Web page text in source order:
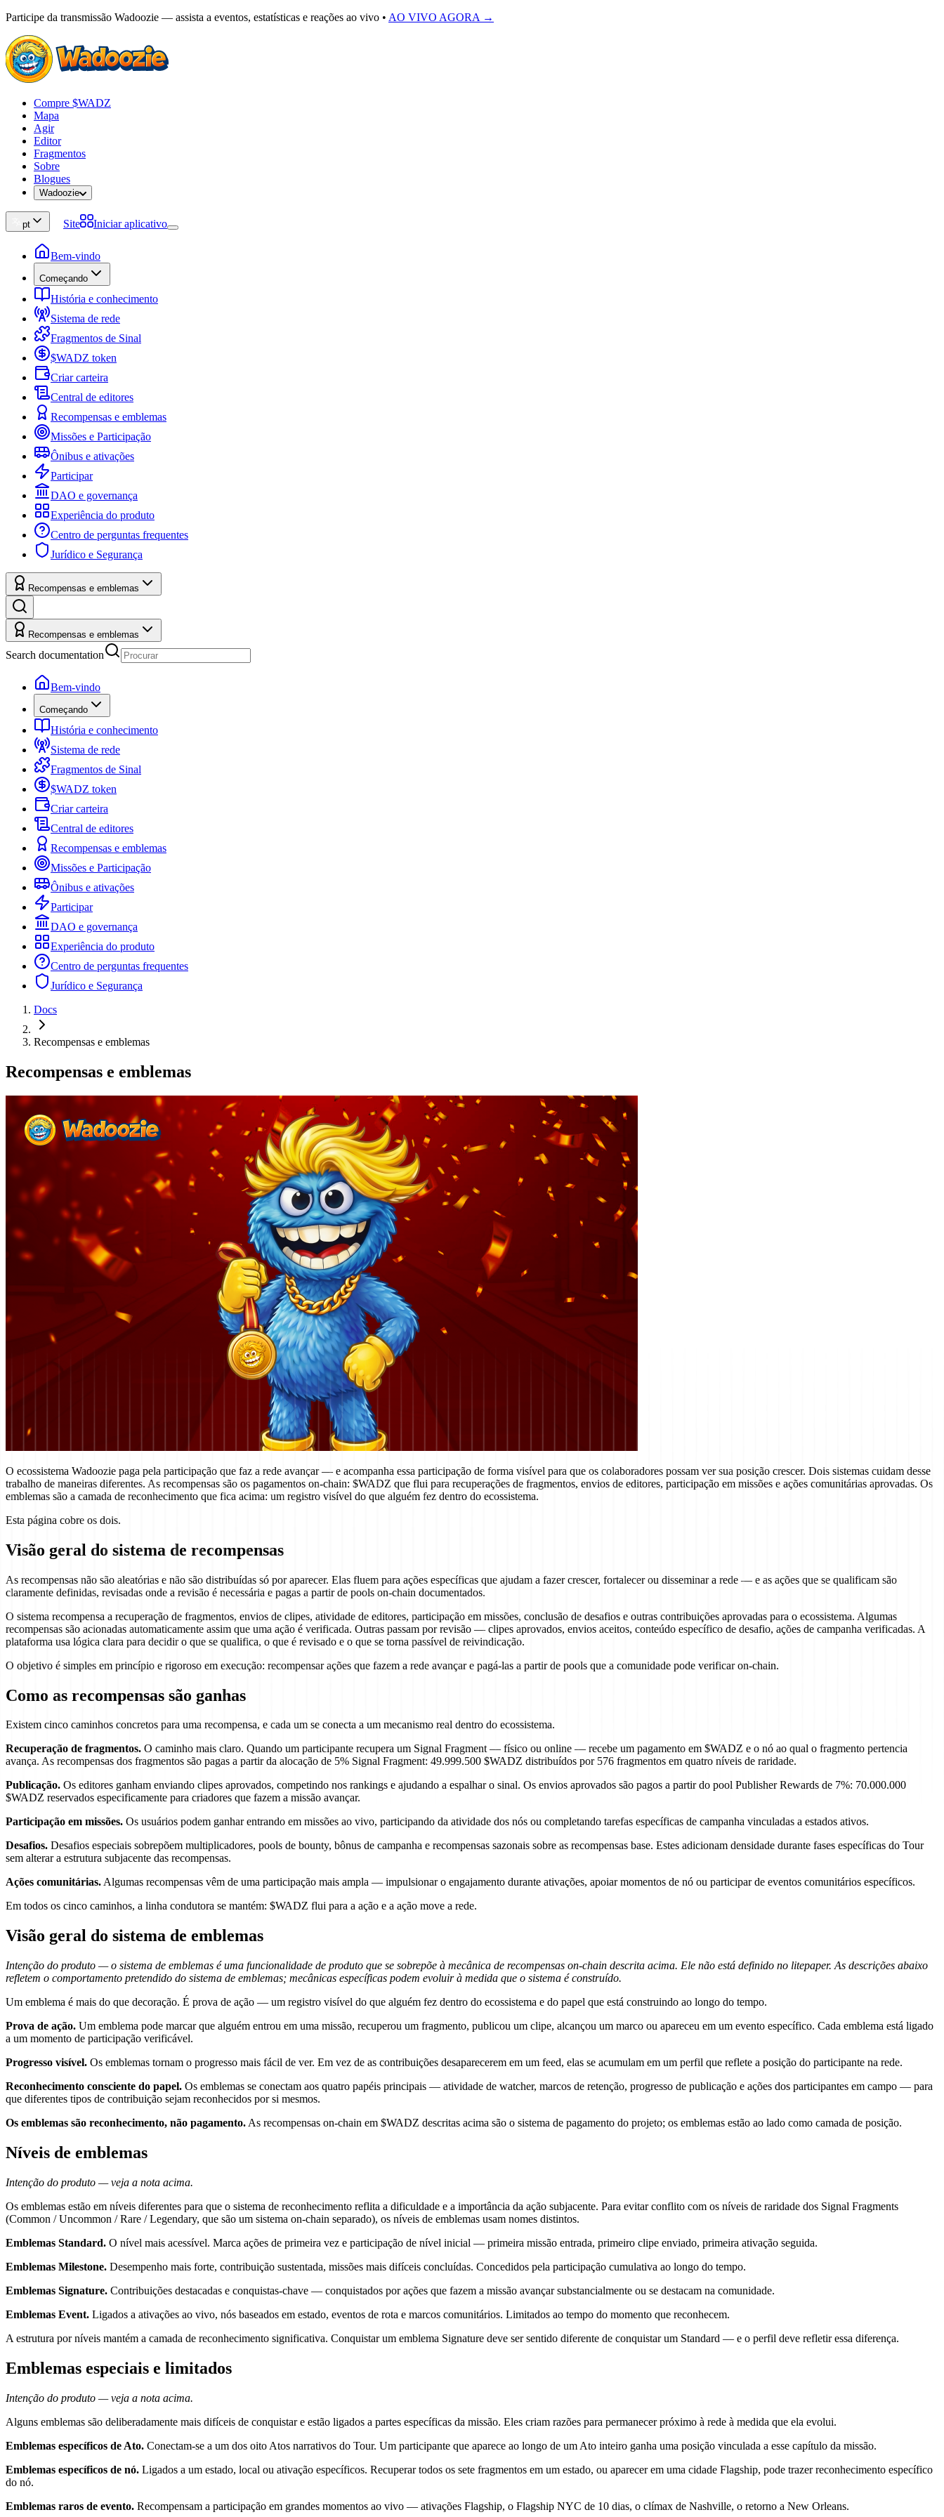
Participe da transmissão Wadoozie — assista a eventos, estatísticas e reações ao vivo • AO VIVO AGORA →
Compre $WADZ
Mapa
Agir
Editor
Fragmentos
Sobre
Blogues
Wadoozie
pt Site Iniciar aplicativo
Bem-vindo
Começando
História e conhecimento
Sistema de rede
Fragmentos de Sinal
$WADZ token
Criar carteira
Central de editores
Recompensas e emblemas
Missões e Participação
Ônibus e ativações
Participar
DAO e governança
Experiência do produto
Centro de perguntas frequentes
Jurídico e Segurança
Recompensas e emblemas
Recompensas e emblemas
Search documentation
Bem-vindo
Começando
História e conhecimento
Sistema de rede
Fragmentos de Sinal
$WADZ token
Criar carteira
Central de editores
Recompensas e emblemas
Missões e Participação
Ônibus e ativações
Participar
DAO e governança
Experiência do produto
Centro de perguntas frequentes
Jurídico e Segurança
Docs
Recompensas e emblemas
Recompensas e emblemas
O ecossistema Wadoozie paga pela participação que faz a rede avançar — e acompanha essa participação de forma visível para que os colaboradores possam ver sua posição crescer. Dois sistemas cuidam desse
trabalho de maneiras diferentes. As recompensas são os pagamentos on-chain: $WADZ que flui para recuperações de fragmentos, envios de editores, participação em missões e ações comunitárias aprovadas. Os
emblemas são a camada de reconhecimento que fica acima: um registro visível do que alguém fez dentro do ecossistema.
Esta página cobre os dois.
Visão geral do sistema de recompensas
As recompensas não são aleatórias e não são distribuídas só por aparecer. Elas fluem para ações específicas que ajudam a fazer crescer, fortalecer ou disseminar a rede — e as ações que se qualificam são
claramente definidas, revisadas onde a revisão é necessária e pagas a partir de pools on-chain documentados.
O sistema recompensa a recuperação de fragmentos, envios de clipes, atividade de editores, participação em missões, conclusão de desafios e outras contribuições aprovadas para o ecossistema. Algumas
recompensas são acionadas automaticamente assim que uma ação é verificada. Outras passam por revisão — clipes aprovados, envios aceitos, conteúdo específico de desafio, ações de campanha verificadas. A
plataforma usa lógica clara para decidir o que se qualifica, o que é revisado e o que se torna passível de reivindicação.
O objetivo é simples em princípio e rigoroso em execução: recompensar ações que fazem a rede avançar e pagá-las a partir de pools que a comunidade pode verificar on-chain.
Como as recompensas são ganhas
Existem cinco caminhos concretos para uma recompensa, e cada um se conecta a um mecanismo real dentro do ecossistema.
Recuperação de fragmentos. O caminho mais claro. Quando um participante recupera um Signal Fragment — físico ou online — recebe um pagamento em $WADZ e o nó ao qual o fragmento pertencia
avança. As recompensas dos fragmentos são pagas a partir da alocação de 5% Signal Fragment: 49.999.500 $WADZ distribuídos por 576 fragmentos em quatro níveis de raridade.
Publicação. Os editores ganham enviando clipes aprovados, competindo nos rankings e ajudando a espalhar o sinal. Os envios aprovados são pagos a partir do pool Publisher Rewards de 7%: 70.000.000
$WADZ reservados especificamente para criadores que fazem a missão avançar.
Participação em missões. Os usuários podem ganhar entrando em missões ao vivo, participando da atividade dos nós ou completando tarefas específicas de campanha vinculadas a estados ativos.
Desafios. Desafios especiais sobrepõem multiplicadores, pools de bounty, bônus de campanha e recompensas sazonais sobre as recompensas base. Estes adicionam densidade durante fases específicas do Tour
sem alterar a estrutura subjacente das recompensas.
Ações comunitárias.Algumas recompensas vêm de uma participação mais ampla — impulsionar o engajamento durante ativações, apoiar momentos de nó ou participar de eventos comunitários específicos.
Em todos os cinco caminhos, a linha condutora se mantém: $WADZ flui para a ação e a ação move a rede.
Visão geral do sistema de emblemas
Intenção do produto — o sistema de emblemas é uma funcionalidade de produto que se sobrepõe à mecânica de recompensas on-chain descrita acima. Ele não está definido no litepaper. As descrições abaixo
refletem o comportamento pretendido do sistema de emblemas; mecânicas específicas podem evoluir à medida que o sistema é construído.
Um emblema é mais do que decoração. É prova de ação — um registro visível do que alguém fez dentro do ecossistema e do papel que está construindo ao longo do tempo.
Prova de ação. Um emblema pode marcar que alguém entrou em uma missão, recuperou um fragmento, publicou um clipe, alcançou um marco ou apareceu em um evento específico. Cada emblema está ligado
a um momento de participação verificável.
Progresso visível. Os emblemas tornam o progresso mais fácil de ver. Em vez de as contribuições desaparecerem em um feed, elas se acumulam em um perfil que reflete a posição do participante na rede.
Reconhecimento consciente do papel. Os emblemas se conectam aos quatro papéis principais — atividade de watcher, marcos de retenção, progresso de publicação e ações dos participantes em campo — para
que diferentes tipos de contribuição sejam reconhecidos por si mesmos.
Os emblemas são reconhecimento, não pagamento. As recompensas on-chain em $WADZ descritas acima são o sistema de pagamento do projeto; os emblemas estão ao lado como camada de posição.
Níveis de emblemas
Intenção do produto — veja a nota acima.
Os emblemas estão em níveis diferentes para que o sistema de reconhecimento reflita a dificuldade e a importância da ação subjacente. Para evitar conflito com os níveis de raridade dos Signal Fragments
(Common / Uncommon / Rare / Legendary, que são um sistema on-chain separado), os níveis de emblemas usam nomes distintos.
Emblemas Standard. O nível mais acessível. Marca ações de primeira vez e participação de nível inicial — primeira missão entrada, primeiro clipe enviado, primeira ativação seguida.
Emblemas Milestone. Desempenho mais forte, contribuição sustentada, missões mais difíceis concluídas. Concedidos pela participação cumulativa ao longo do tempo.
Emblemas Signature. Contribuições destacadas e conquistas-chave — conquistados por ações que fazem a missão avançar substancialmente ou se destacam na comunidade.
Emblemas Event. Ligados a ativações ao vivo, nós baseados em estado, eventos de rota e marcos comunitários. Limitados ao tempo do momento que reconhecem.
A estrutura por níveis mantém a camada de reconhecimento significativa. Conquistar um emblema Signature deve ser sentido diferente de conquistar um Standard — e o perfil deve refletir essa diferença.
Emblemas especiais e limitados
Intenção do produto — veja a nota acima.
Alguns emblemas são deliberadamente mais difíceis de conquistar e estão ligados a partes específicas da missão. Eles criam razões para permanecer próximo à rede à medida que ela evolui.
Emblemas específicos de Ato. Conectam-se a um dos oito Atos narrativos do Tour. Um participante que aparece ao longo de um Ato inteiro ganha uma posição vinculada a esse capítulo da missão.
Emblemas específicos de nó. Ligados a um estado, local ou ativação específicos. Recuperar todos os sete fragmentos em um estado, ou aparecer em uma cidade Flagship, pode trazer reconhecimento específico
do nó.
Emblemas raros de evento. Recompensam a participação em grandes momentos ao vivo — ativações Flagship, o Flagship NYC de 10 dias, o clímax de Nashville, o retorno a New Orleans.